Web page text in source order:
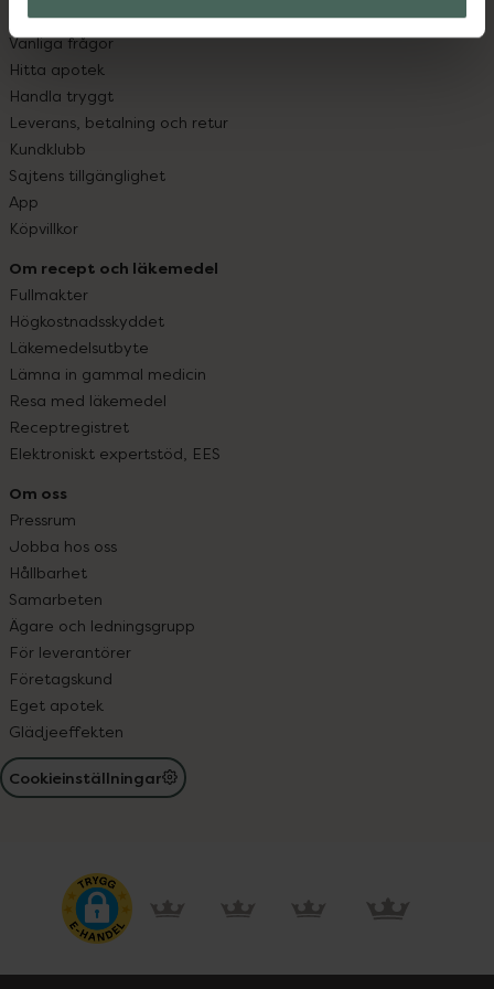
Kontakta oss
Vanliga frågor
Hitta apotek
Handla tryggt
Leverans, betalning och retur
Kundklubb
Sajtens tillgänglighet
App
Köpvillkor
Om recept och läkemedel
Fullmakter
Högkostnadsskyddet
Läkemedelsutbyte
Lämna in gammal medicin
Resa med läkemedel
Receptregistret
Elektroniskt expertstöd, EES
Om oss
Pressrum
Jobba hos oss
Hållbarhet
Samarbeten
Ägare och ledningsgrupp
För leverantörer
Företagskund
Eget apotek
Glädjeeffekten
Cookieinställningar